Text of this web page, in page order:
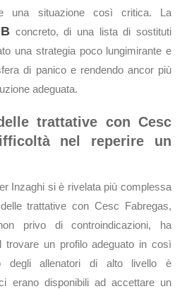
una situazione così critica. La
concreto, di una lista di sostituti
una strategia poco lungimirante e
di panico e rendendo ancor più
adeguata.
trattative con Cesc
nel reperire un
Inzaghi si è rivelata più complessa
trattative con Cesc Fabregas,
privo di controindicazioni, ha
trovare un profilo adeguato in così
degli allenatori di alto livello è
erano disponibili ad accettare un